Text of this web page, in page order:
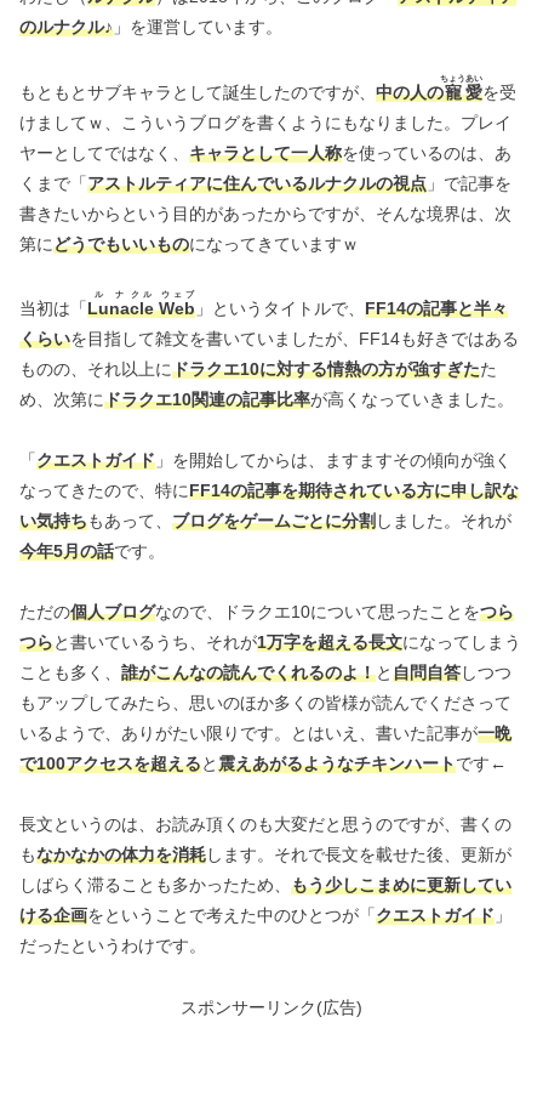
のルナクル♪ 」を運営しています。
もともとサブキャラとして誕生したのですが、 中の人の寵
ちょう
愛
あい
を受
けましてｗ、こういうブログを書くようにもなりました。プレイ
ヤーとしてではなく、 キャラとして一人称を使っているのは、あ
くまで「アストルティアに住んでいるルナクルの視点 」で記事を
書きたいからという目的があったからですが、そんな境界は、次
第にどうでもいいものになってきていますｗ
当初は「Lu
ル
na
ナ
c
ク
le
ル
Web
ウェブ
」というタイトルで、 FF14の記事と半々
くらいを目指して雑文を書いていましたが、FF14も好きではある
ものの、それ以上にドラクエ10に対する情熱の方が強すぎたた
め、次第にドラクエ10関連の記事比率が高くなっていきました。
「クエストガイド 」を開始してからは、ますますその傾向が強く
なってきたので、特にFF14の記事を期待されている方に申し訳な
い気持ちもあって、 ブログをゲームごとに分割 しました。それが
今年5月の話です。
ただの個人ブログなので、ドラクエ10について思ったことをつら
つらと書いているうち、それが1万字を超える長文になってしまう
ことも多く、 誰がこんなの読んでくれるのよ！と自問自答しつつ
もアップしてみたら、思いのほか多くの皆様が読んでくださって
いるようで、ありがたい限りです。とはいえ、書いた記事が一晩
で100アクセスを超えると震えあがるようなチキンハートです←
長文というのは、お読み頂くのも大変だと思うのですが、書くの
もなかなかの体力を消耗します。それで長文を載せた後、更新が
しばらく滞ることも多かったため、 もう少しこまめに更新してい
ける企画をということで考えた中のひとつが「クエストガイド 」
だったというわけです。
スポンサーリンク(広告)